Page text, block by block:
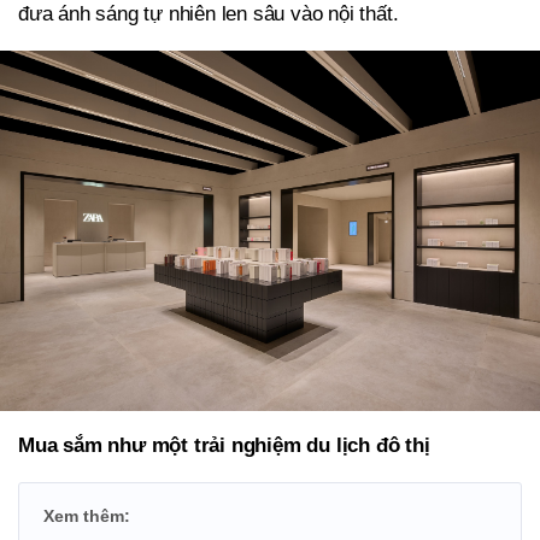
đưa ánh sáng tự nhiên len sâu vào nội thất.
Mua sắm như một trải nghiệm du lịch đô thị
Xem thêm: